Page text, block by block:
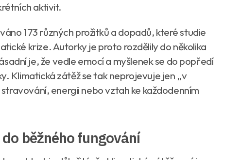
aktivit.
173 různých prožitků a dopadů, které studie
krize. Autorky je proto rozdělily do několika
je, že vedle emocí a myšlenek se do popředí
Klimatická zátěž se tak neprojevuje jen „v
energii nebo vztah ke každodenním
běžného fungování